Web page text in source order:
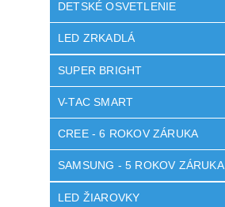
DETSKÉ OSVETLENIE
LED ZRKADLÁ
SUPER BRIGHT
V-TAC SMART
CREE - 6 ROKOV ZÁRUKA
SAMSUNG - 5 ROKOV ZÁRUKA
LED ŽIAROVKY